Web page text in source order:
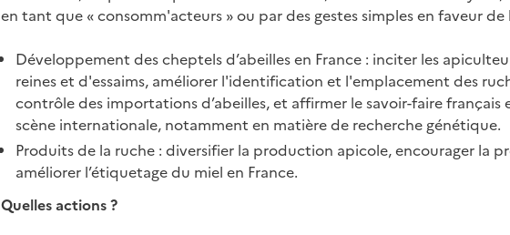
en tant que « consomm'acteurs » ou par des gestes simples en faveur
Développement des cheptels d’abeilles en France : inciter les
reines et d'essaims, améliorer l'identification et l'emplacement des
contrôle des importations d’abeilles, et affirmer le savoir-faire
scène internationale, notamment en matière de recherche génétique.
Produits de la ruche : diversifier la production apicole, encourager la
améliorer l’étiquetage du miel en France.
Quelles actions ?